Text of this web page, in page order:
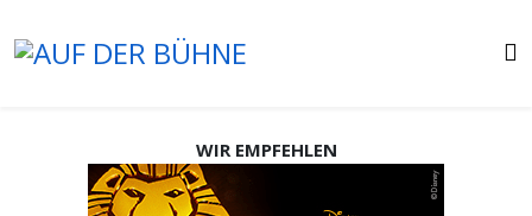
WIR EMPFEHLEN